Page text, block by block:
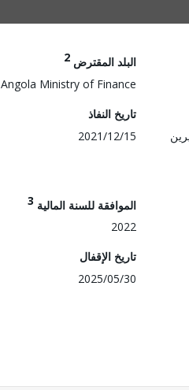
البلد المقترض 2
Angola Ministry of Finance
تاريخ النفاذ
2021/12/15
الموافقة للسنة المالية 3
2022
تاريخ الإقفال
2025/05/30